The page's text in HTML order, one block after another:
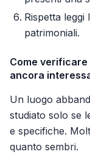
Rispetta
patrimoniali.
Come verificare
ancora
Un luogo
studiato solo se
e specifiche.
quanto sembri.